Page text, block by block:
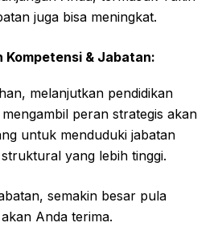
juga bisa meningkat.
Kompetensi & Jabatan:
melanjutkan pendidikan
peran strategis akan
untuk menduduki jabatan
yang lebih tinggi.
semakin besar pula
Anda terima.